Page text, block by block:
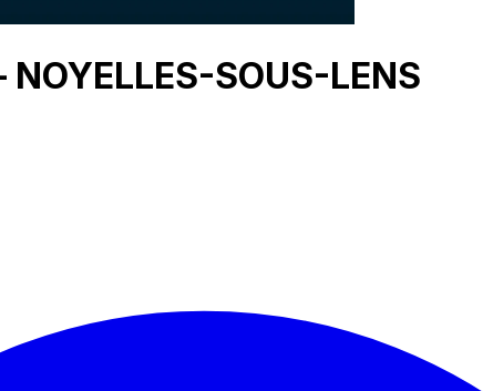
SOUS-LENS